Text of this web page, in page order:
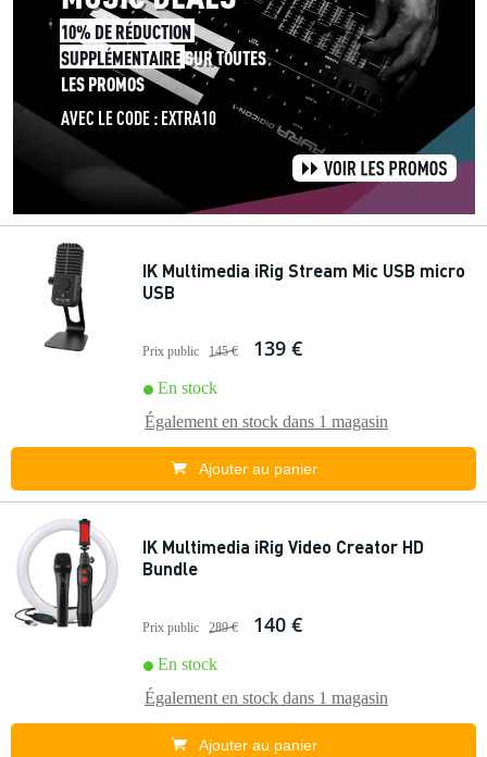
IK Multimedia iRig Stream Mic USB micro
USB
Prix public 145 € 139 €
En stock
Également en stock dans 1 magasin
Ajouter au panier
IK Multimedia iRig Video Creator HD
Bundle
Prix public 289 € 140 €
En stock
Également en stock dans 1 magasin
Ajouter au panier